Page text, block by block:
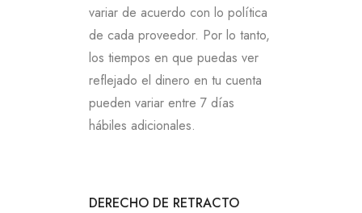
variar de acuerdo con lo política
de cada proveedor. Por lo tanto,
los tiempos en que puedas ver
reflejado el dinero en tu cuenta
pueden variar entre 7 días
hábiles adicionales.
DERECHO DE RETRACTO